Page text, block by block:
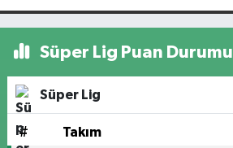
Süper Lig Puan Durumu
Süper Lig
# Takım